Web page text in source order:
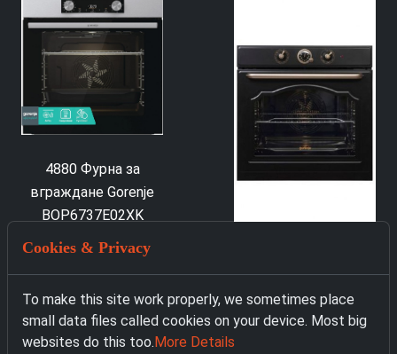
4880 Фурна за
вграждане Gorenje
BOP6737E02XK
279.00 € with VAT
BOS67371CLB
Cookies & Privacy
To make this site work properly, we sometimes place
small data files called cookies on your device. Most big
websites do this too.More Details